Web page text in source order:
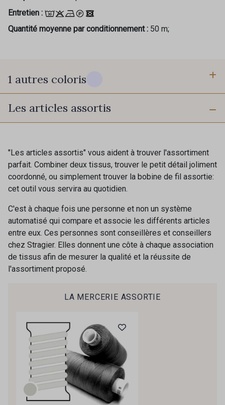
Entretien :
Quantité moyenne par conditionnement : 50 m;
1 autres coloris
10 - Stragier Optical White
Les articles assortis
"Les articles assortis" vous aident à trouver l'assortiment
parfait. Combiner deux tissus, trouver le petit détail joliment
coordonné, ou simplement trouver la bobine de fil assortie:
cet outil vous servira au quotidien.
C'est à chaque fois une personne et non un système
automatisé qui compare et associe les différents articles
entre eux. Ces personnes sont conseillères et conseillers
chez Stragier. Elles donnent une côte à chaque association
de tissus afin de mesurer la qualité et la réussite de
l'assortiment proposé.
LA MERCERIE ASSORTIE
Cadeau : 10% offerts sur votre
commande !